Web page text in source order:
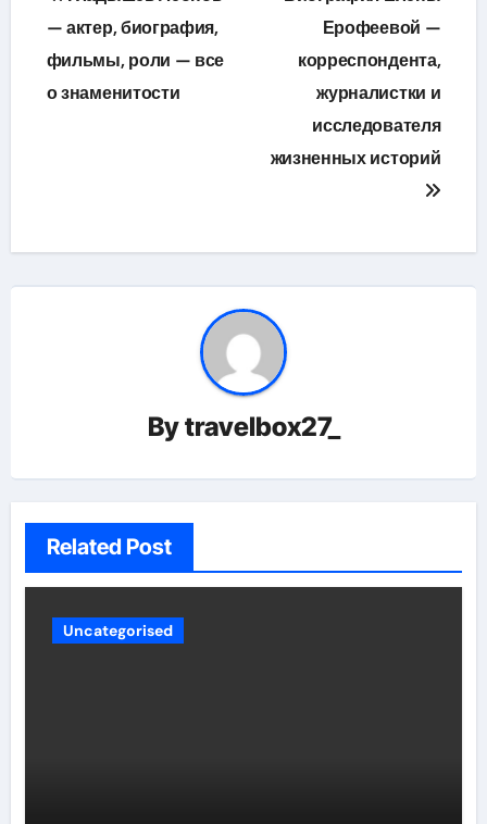
по
записям
— актер, биография,
фильмы, роли — все
о знаменитости
Ерофеевой —
корреспондента,
журналистки и
исследователя
жизненных историй
Bytravelbox27_
Related Post
Uncategorised